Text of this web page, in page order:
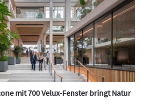
mit 700 Velux-Fenster bringt Natur